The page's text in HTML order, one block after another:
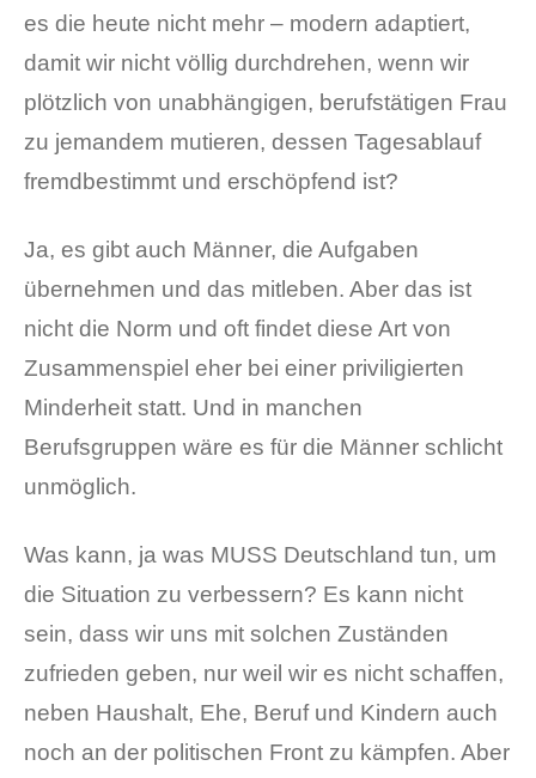
es die heute nicht mehr – modern adaptiert,
damit wir nicht völlig durchdrehen, wenn wir
plötzlich von unabhängigen, berufstätigen Frau
zu jemandem mutieren, dessen Tagesablauf
fremdbestimmt und erschöpfend ist?
Ja, es gibt auch Männer, die Aufgaben
übernehmen und das mitleben. Aber das ist
nicht die Norm und oft findet diese Art von
Zusammenspiel eher bei einer priviligierten
Minderheit statt. Und in manchen
Berufsgruppen wäre es für die Männer schlicht
unmöglich.
Was kann, ja was MUSS Deutschland tun, um
die Situation zu verbessern? Es kann nicht
sein, dass wir uns mit solchen Zuständen
zufrieden geben, nur weil wir es nicht schaffen,
neben Haushalt, Ehe, Beruf und Kindern auch
noch an der politischen Front zu kämpfen. Aber